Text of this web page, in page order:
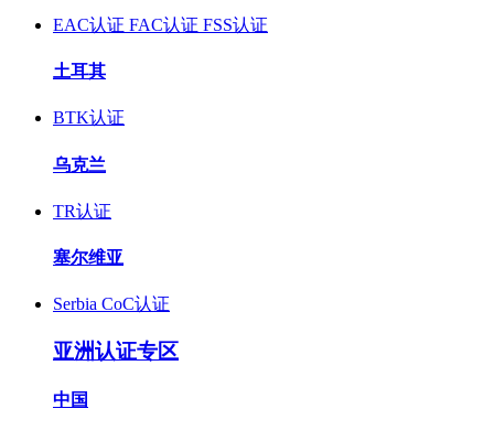
EAC认证 FAC认证 FSS认证
土耳其
BTK认证
乌克兰
TR认证
塞尔维亚
Serbia CoC认证
亚洲认证专区
中国